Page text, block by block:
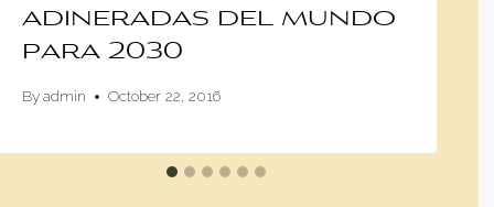
adineradas del mundo
para 2030
Byadmin October 22, 2016